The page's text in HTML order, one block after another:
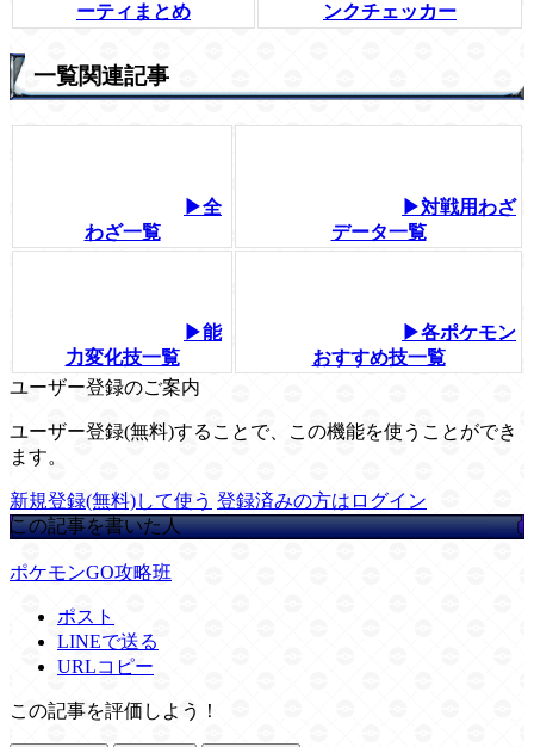
ーティまとめ
ンクチェッカー
一覧関連記事
▶全
わざ一覧
▶対戦用わざ
データ一覧
▶能
力変化技一覧
▶各ポケモン
おすすめ技一覧
ユーザー登録のご案内
ユーザー登録(無料)することで、この機能を使うことができ
ます。
新規登録(無料)して使う 登録済みの方はログイン
この記事を書いた人
ポケモンGO攻略班
ポスト
LINEで送る
URLコピー
この記事を評価しよう！